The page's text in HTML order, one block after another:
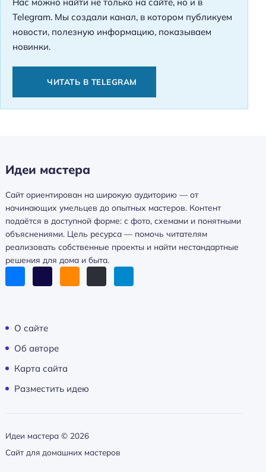
Telegram. Мы создали канал, в котором публикуем
новости, полезную информацию, показываем
новинки.
ЧИТАТЬ В TELEGRAM
Идеи мастера
Сайт ориентирован на широкую аудиторию — от
начинающих умельцев до опытных мастеров. Контент
подаётся в доступной форме: с фото, схемами и понятными
объяснениями. Цель ресурса — помочь читателям
реализовать собственные проекты и найти нестандартные
решения для дома и быта.
О сайте
Об авторе
Карта сайта
Разместить идею
Идеи мастера © 2026
Сайт для домашних мастеров